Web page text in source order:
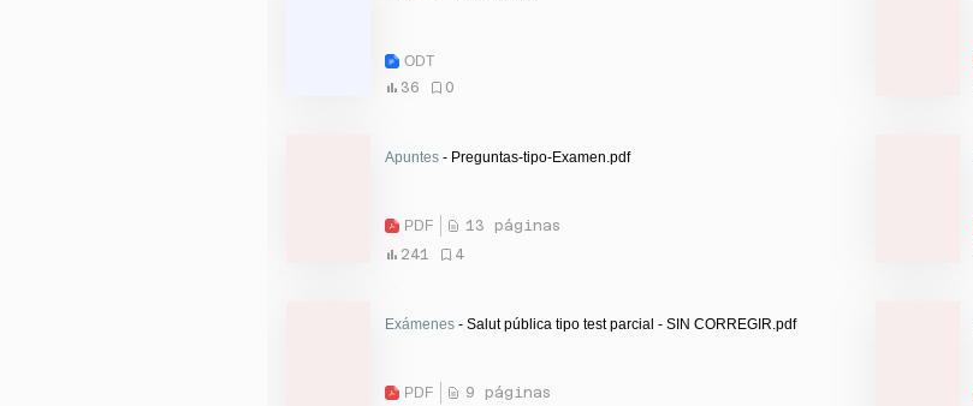
ODT
36
0
Apuntes - Preguntas-tipo-Examen.pdf
PDF
13 páginas
241
4
Exámenes - Salut pública tipo test parcial - SIN CORREGIR.pdf
PDF
9 páginas